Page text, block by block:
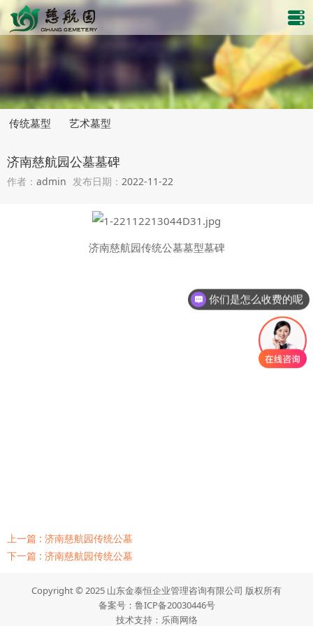
传统墓型 艺术墓型
济南慈航园公墓墓碑
作者： admin 发布日期： 2022-11-22
济南慈航园传统公墓墓型墓碑
上一篇 : 济南慈航园传统公墓
下一篇 : 济南慈航园传统公墓
Copyright © 2025 山东金泰恒企业管理咨询有限公司 版权所有
备案号： 鲁ICP备20030446号
技术支持： 乐商网络
你们是怎么收费的呢